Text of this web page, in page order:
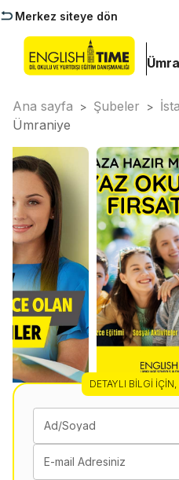
Merkez siteye dön
Ana sayfa > Şubeler >
Ümraniye
DETAYLI BILGI İÇIN,
Ad/Soyad
E-mail Adresiniz